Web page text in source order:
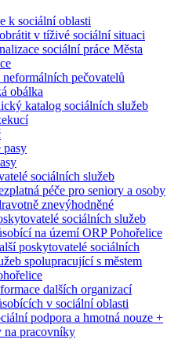
k sociální oblasti
v tíživé sociální situaci
sociální práce Města
neformálních pečovatelů
obálka
katalog sociálních služeb
pasy
sociálních služeb
péče pro seniory a osoby
znevýhodněné
sociálních služeb
na území ORP Pohořelice
poskytovatelé sociálních
spolupracující s městem
dalších organizací
v sociální oblasti
podpora a hmotná nouze +
na pracovníky